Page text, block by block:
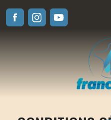
Spécialiste du Rafting et des